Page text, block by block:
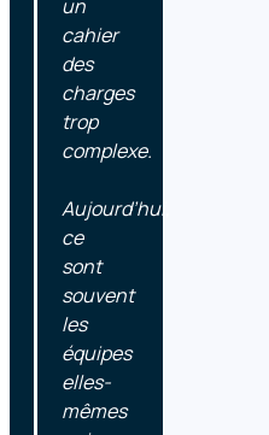
un
cahier
des
charges
trop
complexe.
Aujourd’hui,
ce
sont
souvent
les
équipes
elles-
mêmes